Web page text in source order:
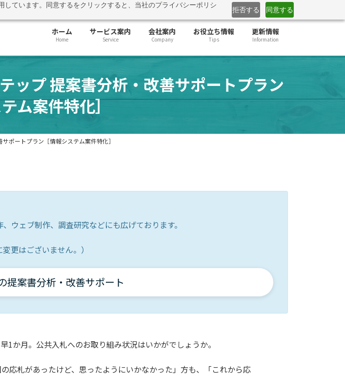
ています。同意するをクリックすると、当社のプライバシーポリシ
拒否する 同意する
入札 評価基準対応・提出前チェック」提供開始 詳しくはこちら
ホーム
Home
サービス案内
Service
会社案内
Company
お役立ち情報
Tips
更新情報
Information
ップ 提案書分析・改善サポートプラン
ム案件特化］
ポートプラン［情報システム案件特化］
ウェブ制作、調査研究などにも広げております。
更はございません。）
提案書分析・改善サポート
1か月。公共入札へのお取り組み状況はいかがでしょうか。
の応札があったけど、思ったようにいかなかった」方も、「これから応